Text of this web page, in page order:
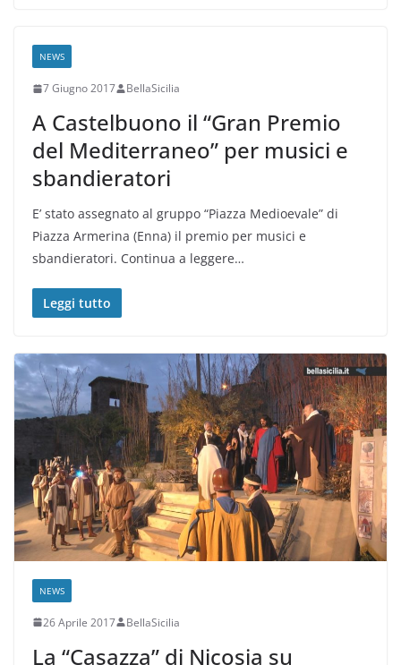
NEWS
7 Giugno 2017 BellaSicilia
A Castelbuono il “Gran Premio
del Mediterraneo” per musici e
sbandieratori
E’ stato assegnato al gruppo “Piazza Medioevale” di
Piazza Armerina (Enna) il premio per musici e
sbandieratori. Continua a leggere…
Leggi tutto
NEWS
26 Aprile 2017 BellaSicilia
La “Casazza” di Nicosia su